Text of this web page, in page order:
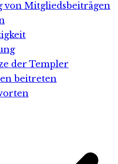
von Mitgliedsbeiträgen
der Templer
beitreten